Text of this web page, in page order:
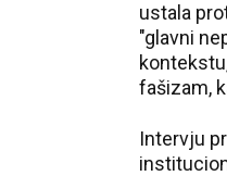
ustala
"glavni
fašizam,
Intervju